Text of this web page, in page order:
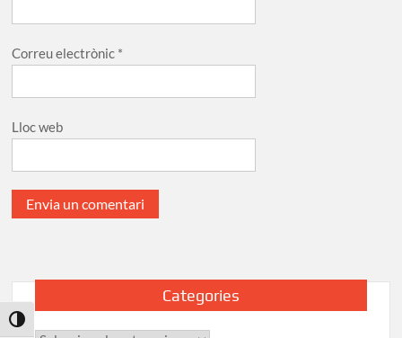
Toggle High Contrast
Correu electrònic *
Lloc web
Categories